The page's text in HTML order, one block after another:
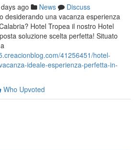
ago News
Discuss
desiderando una vacanza esperienza
Hotel Tropea il nostro Hotel
soluzione scelta perfetta! Situato
41256451/hotel-
ideale-esperienza-perfetta-in-
Who Upvoted